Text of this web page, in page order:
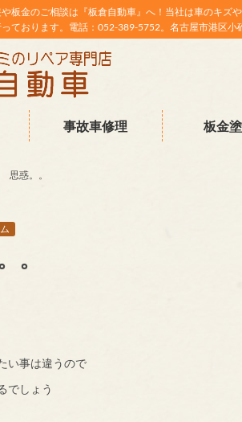
や板金のご相談は『板倉自動車』へ！当社は車のキ
ております。電話：052-389-5752。名古屋市港区小
事故車修理 板金
思惑。。
。
い事は違うので
でしょう